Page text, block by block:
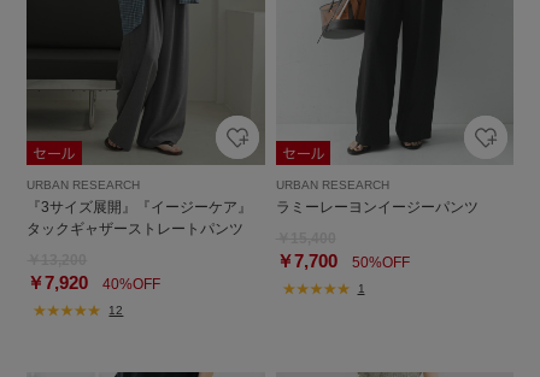
URBAN RESEARCH
『3サイズ展開』『イージーケア』
タックギャザーストレートパンツ
￥7,920 40%OFF
12
URBAN RESEARCH
ラミーレーヨンイージーパンツ
￥7,70050%OFF
1